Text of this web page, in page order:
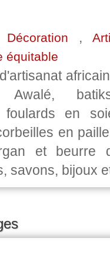
,
équitable
Awalé,
foulards en
en
et beurre
savons, bijoux